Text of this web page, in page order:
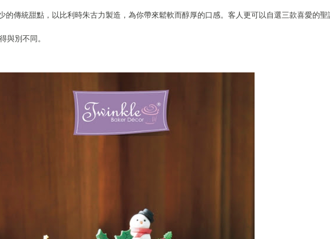
的傳統甜點，以比利時朱古力製造，為你帶來鬆軟而醇厚的口感。客人更可以自選三款喜愛的聖
與別不同。